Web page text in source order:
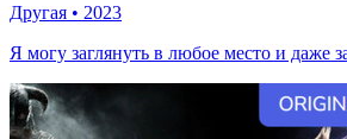
Другая • 2023
Я могу заглянуть в любое место и даже